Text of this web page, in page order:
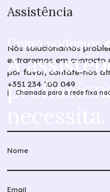
/ Formação
formacao@critec.pt
formação
Como podemos
A
Assistência
Nós solucionamos
entraremos em contacto
por favor, contate-nos
+351 234 100 049
| Chamada para a rede fixa